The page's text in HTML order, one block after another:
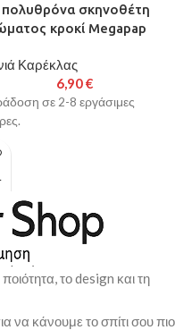
πολυθρόνα σκηνοθέτη
κροκί Megapap
Καρέκλας
6,90€
σε 2-8 εργάσιμες
το design και τη
να κάνουμε το σπίτι σου πιο